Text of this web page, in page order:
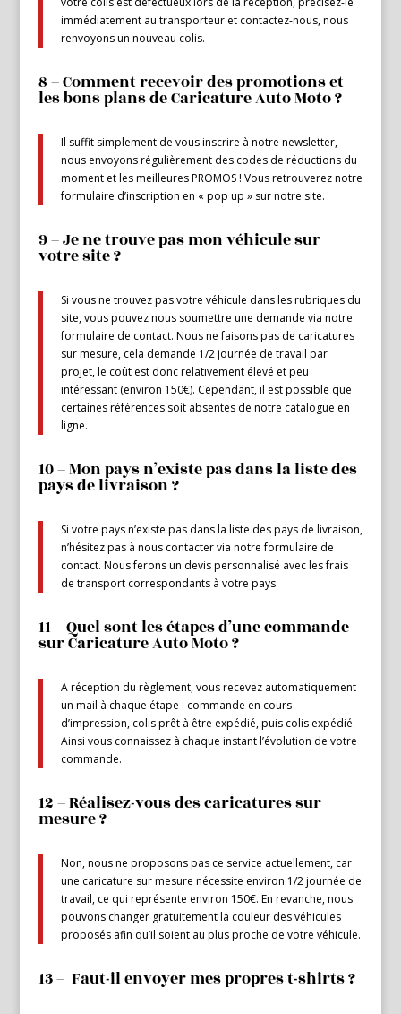
immédiatement au transporteur et contactez-nous, nous
renvoyons un nouveau colis.
8 – Comment recevoir des promotions et
les bons plans de Caricature Auto Moto ?
Il suffit simplement de vous inscrire à notre newsletter,
nous envoyons régulièrement des codes de réductions du
moment et les meilleures PROMOS ! Vous retrouverez notre
formulaire d’inscription en « pop up » sur notre site.
9 – Je ne trouve pas mon véhicule sur
votre site ?
Si vous ne trouvez pas votre véhicule dans les rubriques du
site, vous pouvez nous soumettre une demande via notre
formulaire de contact. Nous ne faisons pas de caricatures
sur mesure, cela demande 1/2 journée de travail par
projet, le coût est donc relativement élevé et peu
intéressant (environ 150€). Cependant, il est possible que
certaines références soit absentes de notre catalogue en
ligne.
10 – Mon pays n’existe pas dans la liste des
pays de livraison ?
Si votre pays n’existe pas dans la liste des pays de livraison,
n’hésitez pas à nous contacter via notre formulaire de
contact. Nous ferons un devis personnalisé avec les frais
de transport correspondants à votre pays.
11 – Quel sont les étapes d’une commande
sur Caricature Auto Moto ?
A réception du règlement, vous recevez automatiquement
un mail à chaque étape : commande en cours
d’impression, colis prêt à être expédié, puis colis expédié.
Ainsi vous connaissez à chaque instant l’évolution de votre
commande.
12 – Réalisez-vous des caricatures sur
mesure ?
Non, nous ne proposons pas ce service actuellement, car
une caricature sur mesure nécessite environ 1/2 journée de
travail, ce qui représente environ 150€. En revanche, nous
pouvons changer gratuitement la couleur des véhicules
proposés afin qu’il soient au plus proche de votre véhicule.
13 – Faut-il envoyer mes propres t-shirts ?